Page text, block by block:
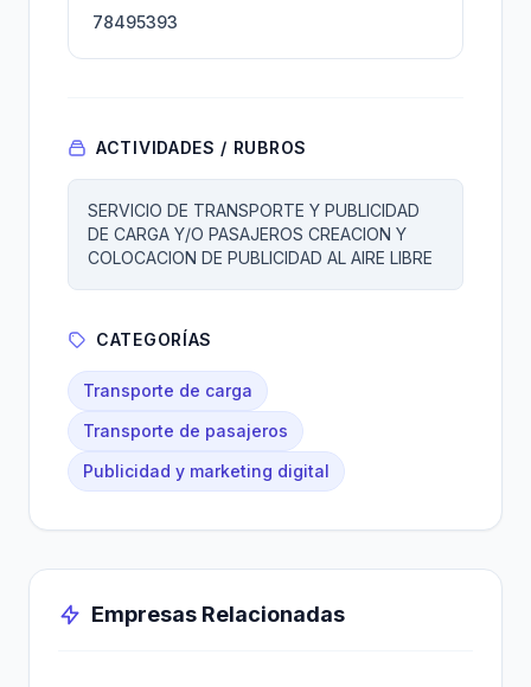
78495393
ACTIVIDADES / RUBROS
SERVICIO DE TRANSPORTE Y PUBLICIDAD
DE CARGA Y/O PASAJEROS CREACION Y
COLOCACION DE PUBLICIDAD AL AIRE LIBRE
CATEGORÍAS
Transporte de carga
Transporte de pasajeros
Publicidad y marketing digital
Empresas Relacionadas